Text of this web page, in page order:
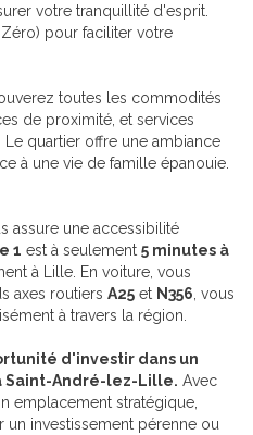
votre tranquillité d'esprit.
Zéro) pour faciliter votre
toutes les commodités
de proximité, et services
quartier offre une ambiance
à une vie de famille épanouie.
assure une accessibilité
1 est à seulement 5 minutes à
à Lille. En voiture, vous
axes routiers A25 et N356, vous
à travers la région.
d'investir dans un
Saint-André-lez-Lille. Avec
emplacement stratégique,
un investissement pérenne ou